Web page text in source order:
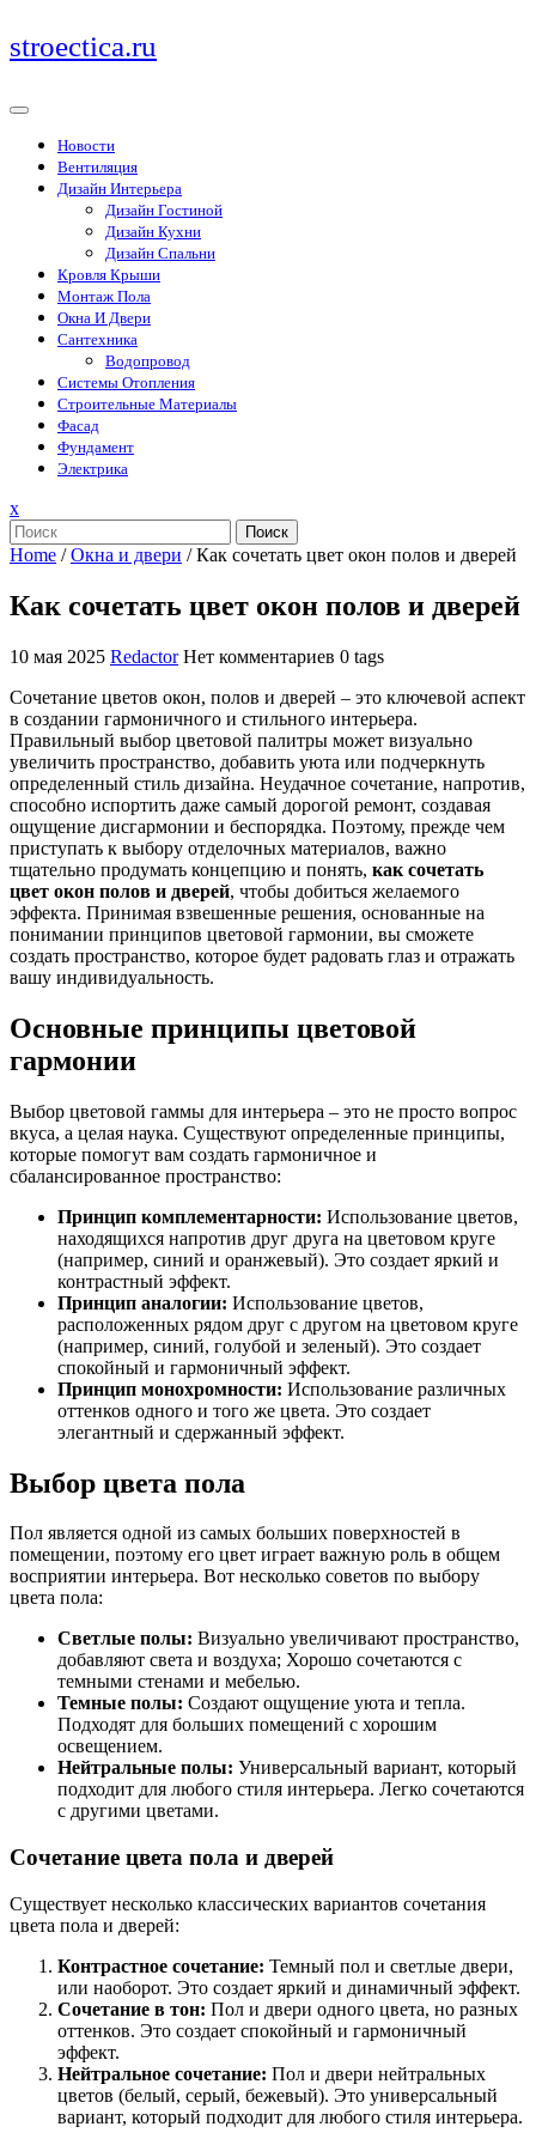
Перейти
к
stroectica.ru
Новости
Вентиляция
Дизайн Интерьера
Дизайн Гостиной
Дизайн Кухни
Дизайн Спальни
Кровля Крыши
Монтаж Пола
Окна И Двери
Сантехника
Водопровод
Системы Отопления
Строительные Материалы
Фасад
Фундамент
Электрика
xЗакрыть
меню
Поиск
Home /Окна и двери /Как сочетать цвет окон полов и дверей
Как сочетать цвет окон полов и дверей
10 мая 2025 Redactor Нет комментариев 0 tags
Сочетание цветов окон, полов и дверей – это ключевой аспект
в создании гармоничного и стильного интерьера.
Правильный выбор цветовой палитры может визуально
увеличить пространство, добавить уюта или подчеркнуть
определенный стиль дизайна. Неудачное сочетание, напротив,
способно испортить даже самый дорогой ремонт, создавая
ощущение дисгармонии и беспорядка. Поэтому, прежде чем
приступать к выбору отделочных материалов, важно
тщательно продумать концепцию и понять, как сочетать
цвет окон полов и дверей, чтобы добиться желаемого
эффекта. Принимая взвешенные решения, основанные на
понимании принципов цветовой гармонии, вы сможете
создать пространство, которое будет радовать глаз и отражать
вашу индивидуальность.
Основные принципы цветовой
гармонии
Выбор цветовой гаммы для интерьера – это не просто вопрос
вкуса, а целая наука. Существуют определенные принципы,
которые помогут вам создать гармоничное и
сбалансированное пространство:
Принцип комплементарности: Использование цветов,
находящихся напротив друг друга на цветовом круге
(например, синий и оранжевый). Это создает яркий и
контрастный эффект.
Принцип аналогии: Использование цветов,
расположенных рядом друг с другом на цветовом круге
(например, синий, голубой и зеленый). Это создает
спокойный и гармоничный эффект.
Принцип монохромности: Использование различных
оттенков одного и того же цвета. Это создает
элегантный и сдержанный эффект.
Выбор цвета пола
Пол является одной из самых больших поверхностей в
помещении, поэтому его цвет играет важную роль в общем
восприятии интерьера. Вот несколько советов по выбору
цвета пола:
Светлые полы: Визуально увеличивают пространство,
добавляют света и воздуха; Хорошо сочетаются с
темными стенами и мебелью.
Темные полы: Создают ощущение уюта и тепла.
Подходят для больших помещений с хорошим
освещением.
Нейтральные полы: Универсальный вариант, который
подходит для любого стиля интерьера. Легко сочетаются
с другими цветами.
Сочетание цвета пола и дверей
Существует несколько классических вариантов сочетания
цвета пола и дверей:
Контрастное сочетание: Темный пол и светлые двери,
или наоборот. Это создает яркий и динамичный эффект.
Сочетание в тон: Пол и двери одного цвета, но разных
оттенков. Это создает спокойный и гармоничный
эффект.
Нейтральное сочетание: Пол и двери нейтральных
цветов (белый, серый, бежевый). Это универсальный
вариант, который подходит для любого стиля интерьера.